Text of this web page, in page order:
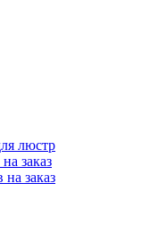
люстр
заказ
заказ